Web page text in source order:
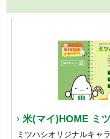
米(マイ)HOME ミ
ミツハシオリジナルキャ